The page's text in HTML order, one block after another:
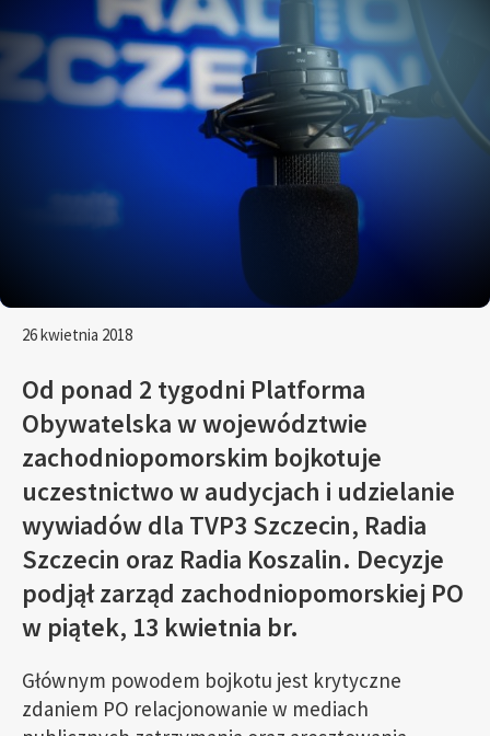
26 kwietnia 2018
Od ponad 2 tygodni Platforma
Obywatelska w województwie
zachodniopomorskim bojkotuje
uczestnictwo w audycjach i udzielanie
wywiadów dla TVP3 Szczecin, Radia
Szczecin oraz Radia Koszalin. Decyzje
podjął zarząd zachodniopomorskiej PO
w piątek, 13 kwietnia br.
Głównym powodem bojkotu jest krytyczne
zdaniem PO relacjonowanie w mediach